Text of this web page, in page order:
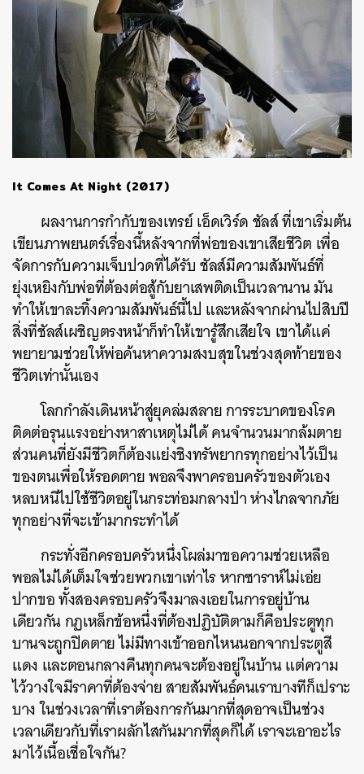
It Comes At Night (2017)
ผลงานการกำกับของเทรย์ เอ็ดเวิร์ด ชัลส์ ที่เขาเริ่มต้น
เขียนภาพยนตร์เรื่องนี้หลังจากที่พ่อของเขาเสียชีวิต เพื่อ
จัดการกับความเจ็บปวดที่ได้รับ ชัลส์มีความสัมพันธ์ที่
ยุ่งเหยิงกับพ่อที่ต้องต่อสู้กับยาเสพติดเป็นเวลานาน มัน
ทำให้เขาละทิ้งความสัมพันธ์นี้ไป และหลังจากผ่านไปสิบปี
สิ่งที่ชัลส์เผชิญตรงหน้าก็ทำให้เขารู้สึกเสียใจ เขาได้แค่
พยายามช่วยให้พ่อค้นหาความสงบสุขในช่วงสุดท้ายของ
ชีวิตเท่านั้นเอง
โลกกำลังเดินหน้าสู่ยุคล่มสลาย การระบาดของโรค
ติดต่อรุนแรงอย่างหาสาเหตุไม่ได้ คนจำนวนมากล้มตาย
ส่วนคนที่ยังมีชีวิตก็ต้องแย่งชิงทรัพยากรทุกอย่างไว้เป็น
ของตนเพื่อให้รอดตาย พอลจึงพาครอบครัวของตัวเอง
หลบหนีไปใช้ชีวิตอยู่ในกระท่อมกลางป่า ห่างไกลจากภัย
ทุกอย่างที่จะเข้ามากระทำได้
กระทั่งอีกครอบครัวหนึ่งโผล่มาขอความช่วยเหลือ
พอลไม่ได้เต็มใจช่วยพวกเขาเท่าไร หากซาราห์ไม่เอ่ย
ปากขอ ทั้งสองครอบครัวจึงมาลงเอยในการอยู่บ้าน
เดียวกัน กฏเหล็กข้อหนึ่งที่ต้องปฏิบัติตามก็คือประตูทุก
บานจะถูกปิดตาย ไม่มีทางเข้าออกไหนนอกจากประตูสี
แดง และตอนกลางคืนทุกคนจะต้องอยู่ในบ้าน แต่ความ
ไว้วางใจมีราคาที่ต้องจ่าย สายสัมพันธ์คนเราบางทีก็เปราะ
บาง ในช่วงเวลาที่เราต้องการกันมากที่สุดอาจเป็นช่วง
เวลาเดียวกับที่เราผลักไสกันมากที่สุดก็ได้ เราจะเอาอะไร
มาไว้เนื้อเชื่อใจกัน?